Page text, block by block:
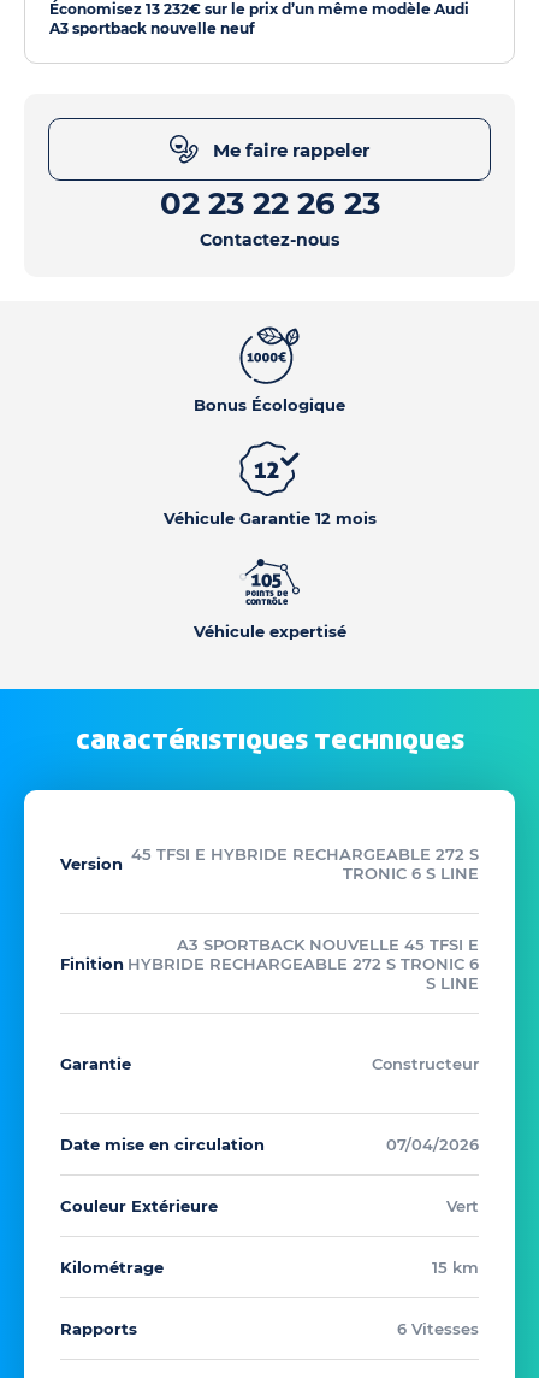
Bonus Écologique
Véhicule Garantie 12 mois
Véhicule expertisé
caractéristiques techniques
Version 45 TFSI E HYBRIDE RECHARGEABLE 272 S
TRONIC 6 S LINE
Finition
A3 SPORTBACK NOUVELLE 45 TFSI E
HYBRIDE RECHARGEABLE 272 S TRONIC 6
S LINE
Garantie Constructeur
Date mise en circulation 07/04/2026
Couleur Extérieure Vert
Kilométrage 15 km
Rapports 6 Vitesses
Économisez 13 232€ sur le prix d’un même modèle Audi
A3 sportback nouvelle neuf
Me faire rappeler
02 23 22 26 23
Contactez-nous